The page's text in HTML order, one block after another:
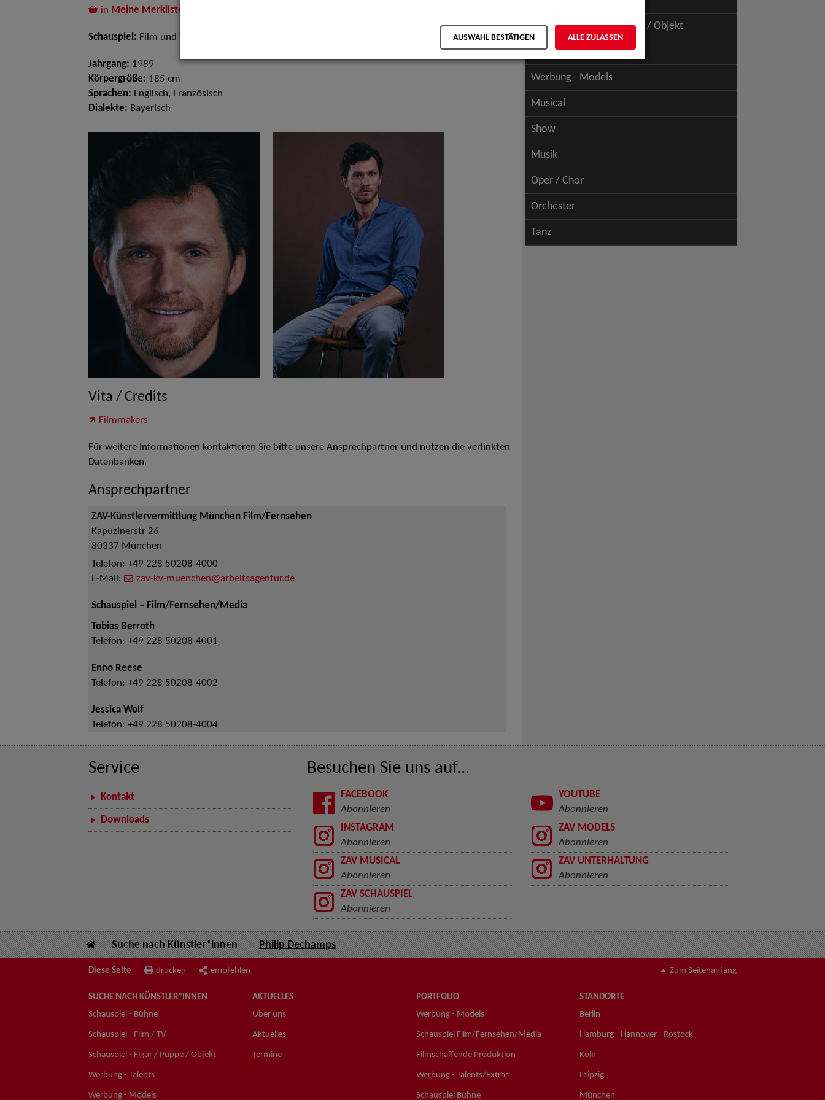
in Meine Merkliste
Schauspiel: Film und TV
Jahrgang: 1989
Körpergröße: 185 cm
Sprachen: Englisch, Französisch
Dialekte: Bayerisch
Vita / Credits
Filmmakers
Für weitere Informationen kontaktieren Sie bitte unsere Ansprechpartner und nutzen die verlinkten
Datenbanken.
Ansprechpartner
ZAV-Künstlervermittlung München Film/Fernsehen
Kapuzinerstr 26
80337 München
Telefon: +49 228 50208-4000
E-Mail:
zav-kv-muenchen@arbeitsagentur.de
Schauspiel – Film/Fernsehen/Media
Tobias Berroth
Telefon: +49 228 50208-4001
Enno Reese
Telefon: +49 228 50208-4002
Jessica Wolf
Telefon: +49 228 50208-4004
Schauspiel - Figur / Puppe / Objekt
Werbung - Talents
Werbung - Models
Musical
Show
Musik
Oper / Chor
Orchester
Tanz
Service
Kontakt
Downloads
Besuchen Sie uns auf...
FACEBOOK
Abonnieren
YOUTUBE
Abonnieren
INSTAGRAM
Abonnieren
ZAV MODELS
Abonnieren
ZAV MUSICAL
Abonnieren
ZAV UNTERHALTUNG
Abonnieren
ZAV SCHAUSPIEL
Abonnieren
Suche nach Künstler*innen Philip Dechamps
Diese Seite drucken empfehlen Zum Seitenanfang
SUCHE NACH KÜNSTLER*INNEN
Schauspiel - Bühne
Schauspiel - Film / TV
Schauspiel - Figur / Puppe / Objekt
Werbung - Talents
Werbung - Models
AKTUELLES
Über uns
Aktuelles
Termine
PORTFOLIO
Werbung - Models
Schauspiel Film/Fernsehen/Media
Filmschaffende Produktion
Werbung - Talents/Extras
Schauspiel Bühne
STANDORTE
Berlin
Hamburg - Hannover - Rostock
Köln
Leipzig
München
AUSWAHL BESTÄTIGEN ALLE ZULASSEN